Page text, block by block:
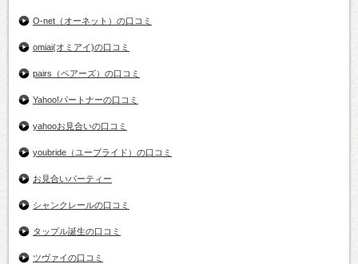
O-net（オーネット）の口コミ
omiai(オミアイ)の口コミ
pairs（ペアーズ）の口コミ
Yahoo!パートナーの口コミ
yahooお見合いの口コミ
youbride（ユーブライド）の口コミ
お見合いパーティー
シャンクレールの口コミ
タップル誕生の口コミ
ツヴァイの口コミ